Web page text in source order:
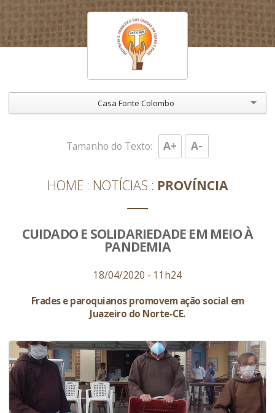
Casa Fonte Colombo
HOME NOTÍCIAS PROVÍNCIA
Tamanho do Texto: A+ A-
CUIDADO E SOLIDARIEDADE EM MEIO À
PANDEMIA
18/04/2020 - 11h24
Frades e paroquianos promovem ação social em
Juazeiro do Norte-CE.